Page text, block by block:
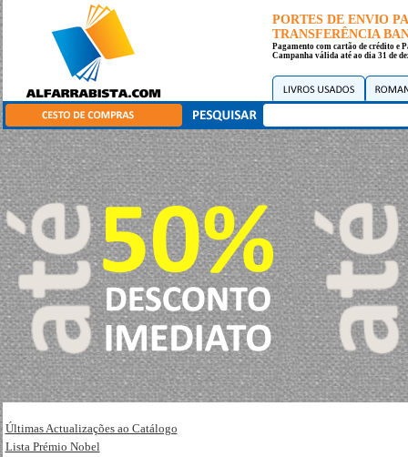
PORTES DE ENVIO
TRANSFERÊNCIA
Pagamento com cartão de crédito e
Campanha válida até ao dia 31 de
Últimas Actualizações ao Catálogo
Lista Prémio Nobel